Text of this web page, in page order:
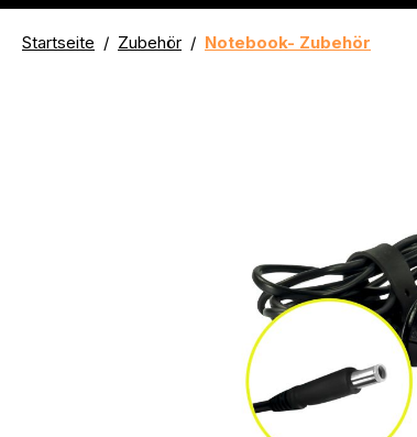
Startseite Zubehör Notebook- Zubehör